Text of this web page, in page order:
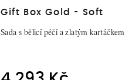
Gift Box Gold - Soft
Sada s bělicí péčí a zlatým kartáčkem